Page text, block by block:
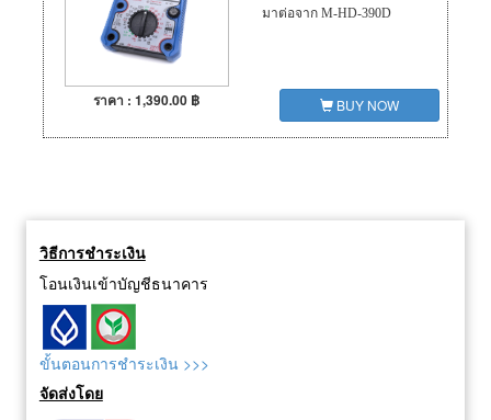
มาต่อจาก M-HD-390D
ราคา : 1,390.00 ฿ BUY NOW
วิธีการชำระเงิน
โอนเงินเข้าบัญชีธนาคาร
ขั้นตอนการชำระเงิน >>>
จัดส่งโดย